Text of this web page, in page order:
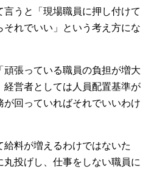
うと「現場職員に押し付けて
れでいい」という考え方にな
頑張っている職員の負担が増大
営者としては人員配置基準が
回っていればそれでいいわけ
料が増えるわけではないた
投げし、仕事をしない職員に